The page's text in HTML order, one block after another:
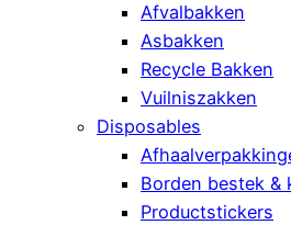
Afvalbakken
Asbakken
Recycle Bakken
Vuilniszakken
Disposables
Borden bestek &
Productstickers